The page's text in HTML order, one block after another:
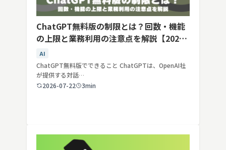
ChatGPT無料版の制限とは？回数・機能
の上限と業務利用の注意点を解説【2026
年最新】
AI
ChatGPT無料版でできること ChatGPTは、OpenAI社
が提供する対話…
2026-07-22
3min